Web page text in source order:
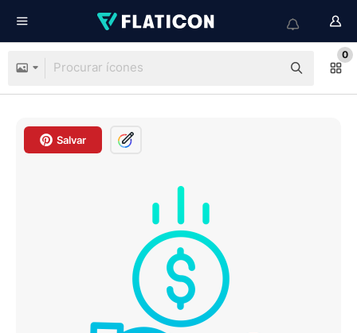
0
Salvar